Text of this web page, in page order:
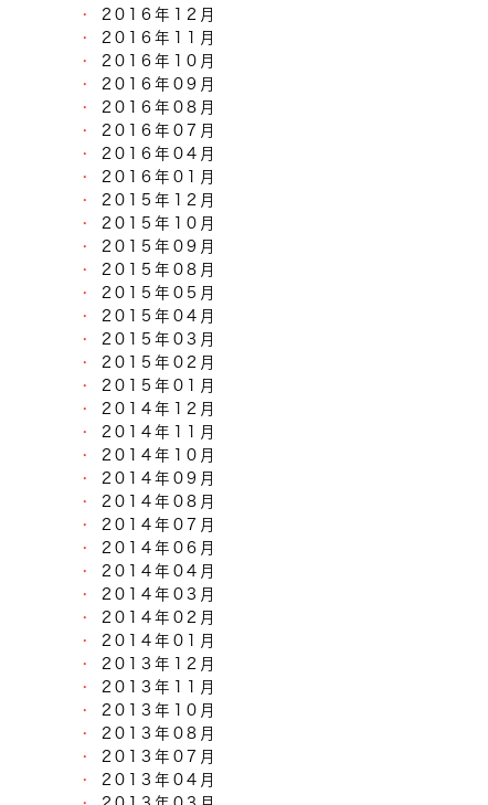
2016年12月
2016年11月
2016年10月
2016年09月
2016年08月
2016年07月
2016年04月
2016年01月
2015年12月
2015年10月
2015年09月
2015年08月
2015年05月
2015年04月
2015年03月
2015年02月
2015年01月
2014年12月
2014年11月
2014年10月
2014年09月
2014年08月
2014年07月
2014年06月
2014年04月
2014年03月
2014年02月
2014年01月
2013年12月
2013年11月
2013年10月
2013年08月
2013年07月
2013年04月